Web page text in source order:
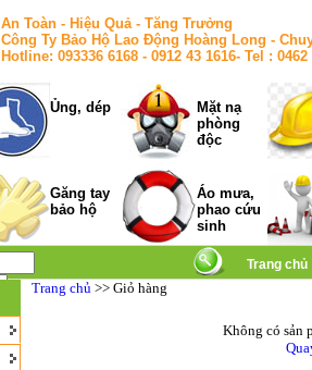
An Toàn - Hiệu Quả - Tăng Trưởng
Công Ty Bảo Hộ Lao Động Hoàng Long -
Hotline: 093336 6168 - 0912 43 1616- Tel :
Ủng, dép
Mặt nạ
phòng
độc
Găng tay
bảo hộ
Áo mưa,
phao cứu
sinh
Trang chủ
Trang chủ >> Giỏ hàng
Không có sản